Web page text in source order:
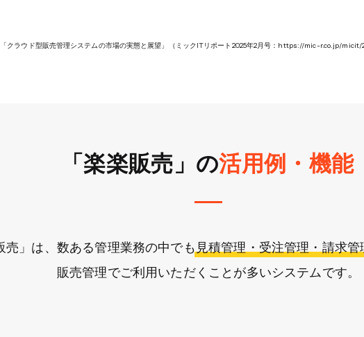
クラウド型販売管理システムの市場の実態と展望」（ミックITリポート2025年2月号： https://mic-r.co.jp/micit/
「楽楽販売」の活用例・機能
売」は、数ある管理業務の中でも見積管理・受注管理・請求
​販売管理でご利用いただくことが多いシステムです。